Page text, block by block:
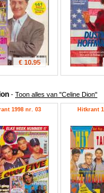
€ 10.95
- Toon alles van "Celine Dion"
1998 nr. 03 Hitkrant